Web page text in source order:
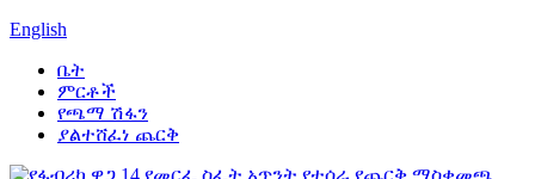
English
ቤት
ምርቶች
የጫማ ሽፋን
ያልተሸፈነ ጨርቅ